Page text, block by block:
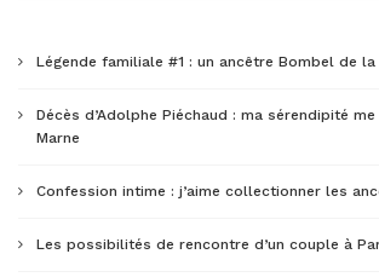
Légende familiale #1 : un ancêtre Bombel de la
Décès d’Adolphe Piéchaud : ma sérendipité
Marne
Confession intime : j’aime collectionner les
Les possibilités de rencontre d’un couple à